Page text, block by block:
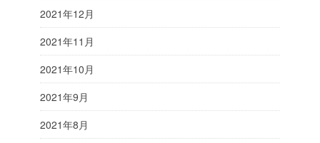
2021年12月
2021年11月
2021年10月
2021年9月
2021年8月